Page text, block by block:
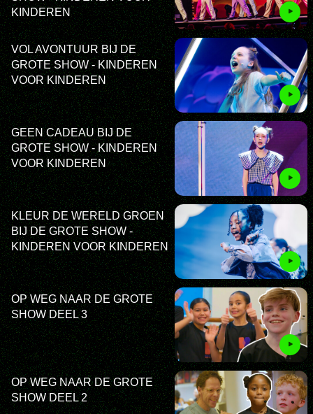
KINDEREN
VOL AVONTUUR BIJ DE
GROTE SHOW - KINDEREN
VOOR KINDEREN
GEEN CADEAU BIJ DE
GROTE SHOW - KINDEREN
VOOR KINDEREN
KLEUR DE WERELD GROEN
BIJ DE GROTE SHOW -
KINDEREN VOOR KINDEREN
OP WEG NAAR DE GROTE
SHOW DEEL 3
OP WEG NAAR DE GROTE
SHOW DEEL 2